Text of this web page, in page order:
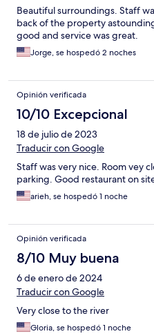
Beautiful surroundings. Staff
back of the property
good and service was great.
Jorge, se hospedó 2 noches
Opinión verificada
10/10 Excepcional
18 de julio de 2023
Traducir con Google
Staff was very nice. Room vey
parking. Good restaurant on
arieh, se hospedó 1 noche
Opinión verificada
8/10 Muy buena
6 de enero de 2024
Traducir con Google
Very close to the river
Gloria, se hospedó 1 noche